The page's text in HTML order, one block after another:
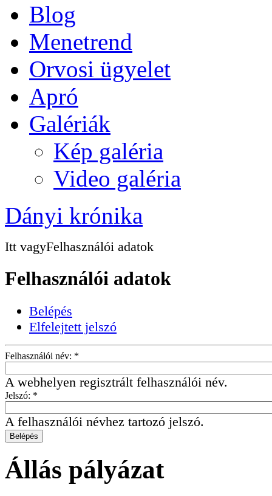
Blog
Menetrend
Orvosi ügyelet
Apró
Galériák
Kép galéria
Video galéria
Dányi krónika
Itt vagyFelhasználói adatok
Felhasználói adatok
Belépés
Elfelejtett jelszó
Felhasználói név: *
A webhelyen regisztrált felhasználói név.
Jelszó: *
A felhasználói névhez tartozó jelszó.
Állás pályázat